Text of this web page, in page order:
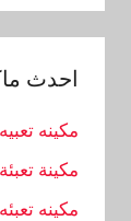
احدث
مكينه
مكينة
مكينه